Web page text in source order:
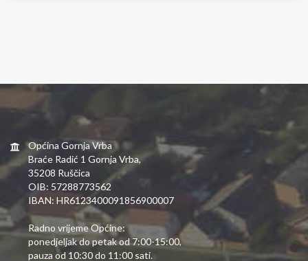
Općina Gornja Vrba
Braće Radić 1 Gornja Vrba,
35208 Ruščica
OIB: 57288773562
IBAN: HR6123400091856900007
Radno vrijeme Općine:
ponedjeljak do petak od 7:00-15:00,
pauza od 10:30 do 11:00 sati.